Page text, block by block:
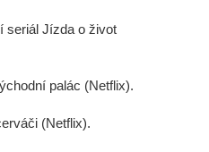
seriál Jízda o život
palác (Netflix).
(Netflix).